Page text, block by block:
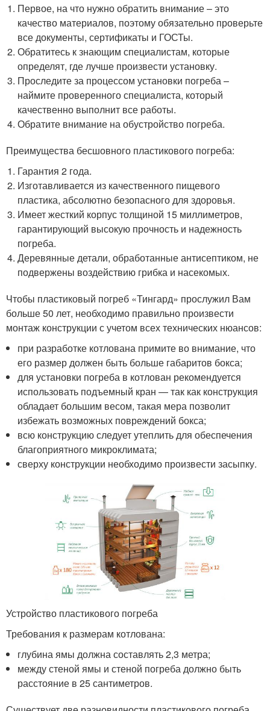
Первое, на что нужно обратить внимание – это
качество материалов, поэтому обязательно проверьте
все документы, сертификаты и ГОСТы.
Обратитесь к знающим специалистам, которые
определят, где лучше произвести установку.
Проследите за процессом установки погреба –
наймите проверенного специалиста, который
качественно выполнит все работы.
Обратите внимание на обустройство погреба.
Преимущества бесшовного пластикового погреба:
Гарантия 2 года.
Изготавливается из качественного пищевого
пластика, абсолютно безопасного для здоровья.
Имеет жесткий корпус толщиной 15 миллиметров,
гарантирующий высокую прочность и надежность
погреба.
Деревянные детали, обработанные антисептиком, не
подвержены воздействию грибка и насекомых.
Чтобы пластиковый погреб «Тингард» прослужил Вам
больше 50 лет, необходимо правильно произвести
монтаж конструкции с учетом всех технических нюансов:
при разработке котлована примите во внимание, что
его размер должен быть больше габаритов бокса;
для установки погреба в котлован рекомендуется
использовать подъемный кран — так как конструкция
обладает большим весом, такая мера позволит
избежать возможных повреждений бокса;
всю конструкцию следует утеплить для обеспечения
благоприятного микроклимата;
сверху конструкции необходимо произвести засыпку.
Устройство пластикового погреба
Требования к размерам котлована:
глубина ямы должна составлять 2,3 метра;
между стеной ямы и стеной погреба должно быть
расстояние в 25 сантиметров.